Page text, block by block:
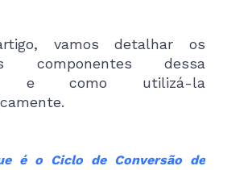
vamos detalhar os
componentes dessa
e como utilizá-la
é o Ciclo de Conversão de